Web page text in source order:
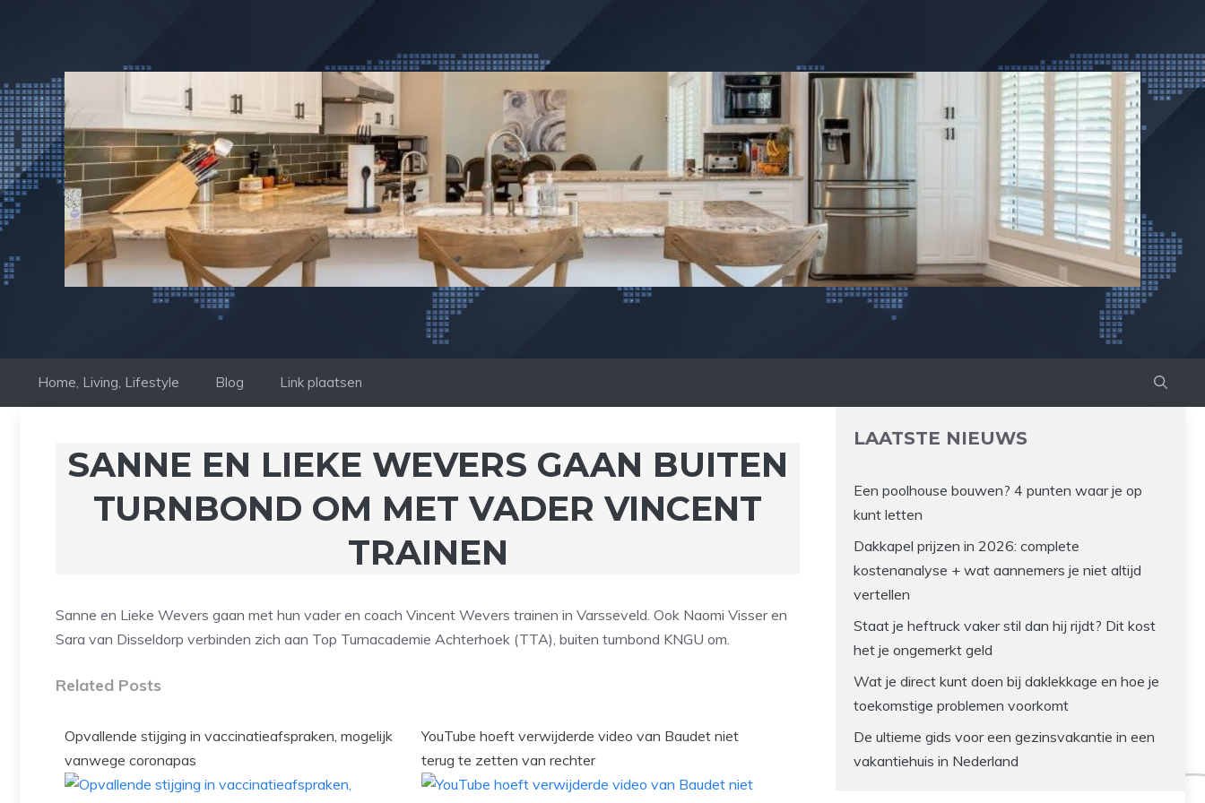
inhoud
Home, Living, Lifestyle Blog Link plaatsen
SANNE EN LIEKE WEVERS GAAN BUITEN
TURNBOND OM MET VADER VINCENT
TRAINEN
Sanne en Lieke Wevers gaan met hun vader en coach Vincent Wevers trainen in Varsseveld. Ook Naomi Visser en
Sara van Disseldorp verbinden zich aan Top Turnacademie Achterhoek (TTA), buiten turnbond KNGU om.
Related Posts
Opvallende stijging in vaccinatieafspraken, mogelijk
vanwege coronapas
YouTube hoeft verwijderde video van Baudet niet
terug te zetten van rechter
LAATSTE NIEUWS
Een poolhouse bouwen? 4 punten waar je op
kunt letten
Dakkapel prijzen in 2026: complete
kostenanalyse + wat aannemers je niet altijd
vertellen
Staat je heftruck vaker stil dan hij rijdt? Dit kost
het je ongemerkt geld
Wat je direct kunt doen bij daklekkage en hoe je
toekomstige problemen voorkomt
De ultieme gids voor een gezinsvakantie in een
vakantiehuis in Nederland